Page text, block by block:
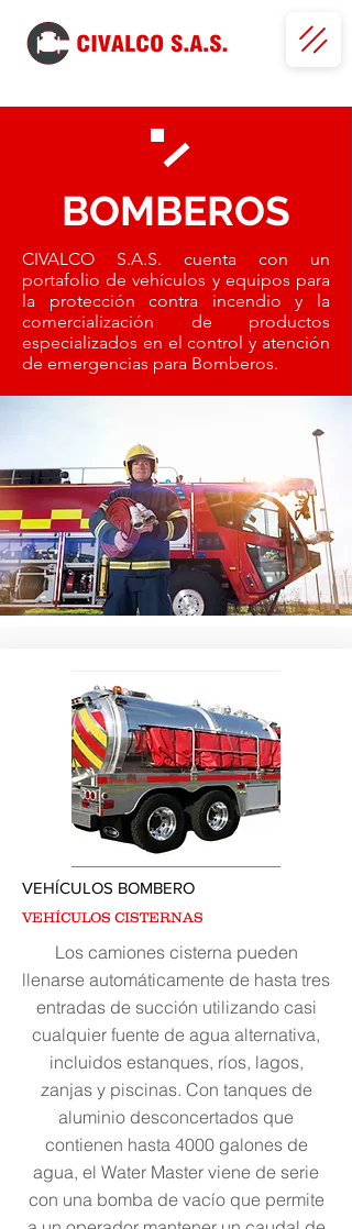
BOMBEROS
CIVALCO S.A.S. cuenta con un
portafolio de vehículos y equipos para
la protección contra incendio y la
comercialización de productos
especializados en el control y atención
de emergencias para Bomberos.
VEHÍCULOS BOMBERO
VEHÍCULOS CISTERNAS
Los camiones cisterna pueden
llenarse automáticamente de hasta tres
entradas de succión utilizando casi
cualquier fuente de agua alternativa,
incluidos estanques, ríos, lagos,
zanjas y piscinas. Con tanques de
aluminio desconcertados que
contienen hasta 4000 galones de
agua, el Water Master viene de serie
con una bomba de vacío que permite